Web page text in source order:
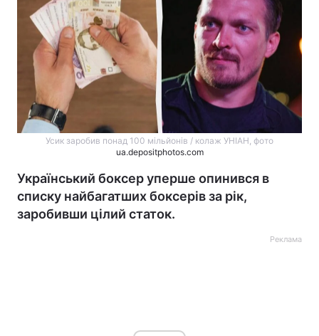
Усик заробив понад 100 мільйонів / колаж УНІАН, фото
ua.depositphotos.com
Український боксер уперше опинився в
списку найбагатших боксерів за рік,
заробивши цілий статок.
Реклама